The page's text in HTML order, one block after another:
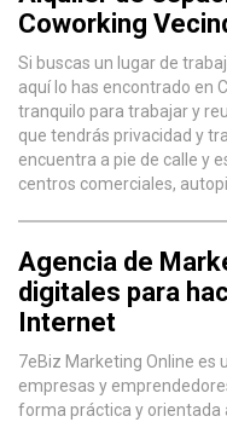
Coworking
Si buscas un lugar de
aquí lo has encontrado en
tranquilo para trabajar y
que tendrás privacidad y
encuentra a pie de calle y
centros comerciales,
Agencia de
digitales para
Internet
7eBiz Marketing Online es
empresas y
forma práctica y orientada